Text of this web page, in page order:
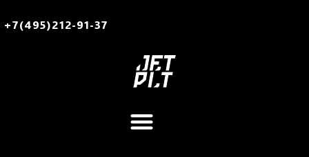
+7(495)212-91-37
Меню